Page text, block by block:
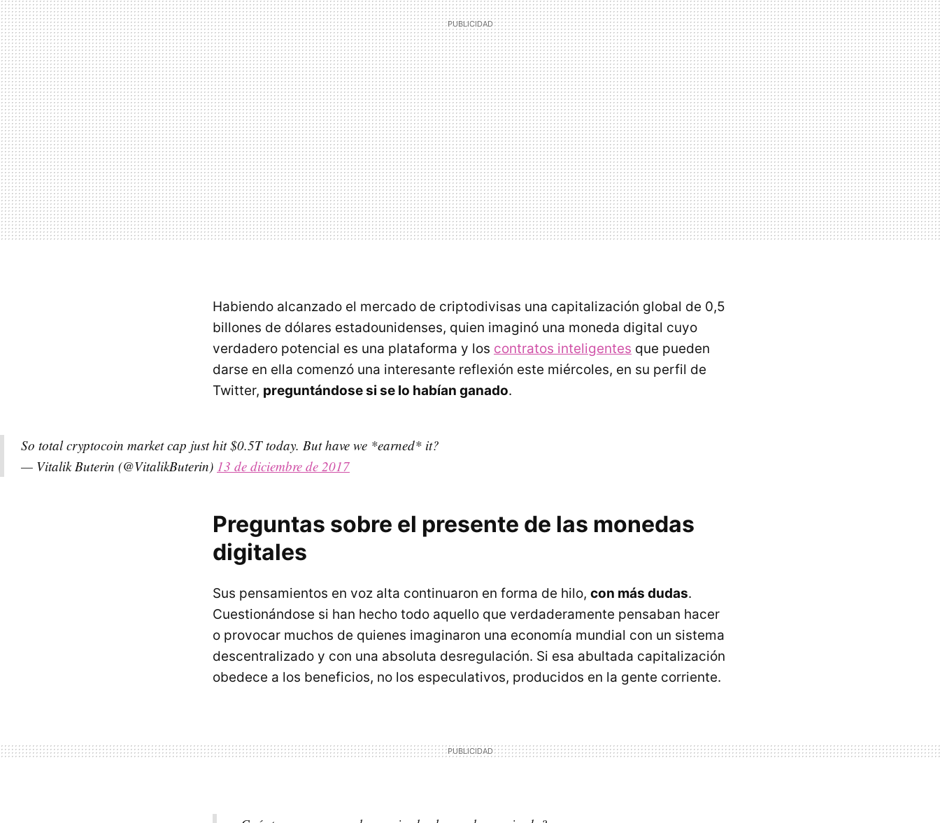
Habiendo alcanzado el mercado de criptodivisas una capitalización global de 0,5
billones de dólares estadounidenses, quien imaginó una moneda digital cuyo
verdadero potencial es una plataforma y los contratos inteligentes que pueden
darse en ella comenzó una interesante reflexión este miércoles, en su perfil de
Twitter, preguntándose si se lo habían ganado.
So total cryptocoin market cap just hit $0.5T today. But have we *earned* it?
— Vitalik Buterin (@VitalikButerin) 13 de diciembre de 2017
Preguntas sobre el presente de las monedas
digitales
Sus pensamientos en voz alta continuaron en forma de hilo, con más dudas.
Cuestionándose si han hecho todo aquello que verdaderamente pensaban hacer
o provocar muchos de quienes imaginaron una economía mundial con un sistema
descentralizado y con una absoluta desregulación. Si esa abultada capitalización
obedece a los beneficios, no los especulativos, producidos en la gente corriente.